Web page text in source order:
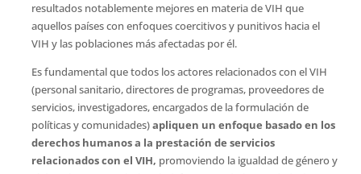
resultados notablemente mejores en materia de VIH que
aquellos países con enfoques coercitivos y punitivos hacia el
VIH y las poblaciones más afectadas por él.
Es fundamental que todos los actores relacionados con el VIH
(personal sanitario, directores de programas, proveedores de
servicios, investigadores, encargados de la formulación de
políticas y comunidades)apliquen un enfoque basado en los
derechos humanos a la prestación de servicios
relacionados con el VIH, promoviendo la igualdad de género y